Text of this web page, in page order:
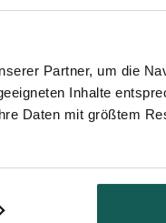
Partner, um die
Inhalte
Daten mit größtem